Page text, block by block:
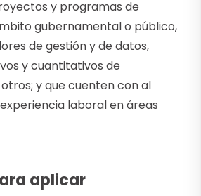
y programas de
gubernamental o público,
de gestión y de datos,
y cuantitativos de
y que cuenten con al
laboral en áreas
aplicar